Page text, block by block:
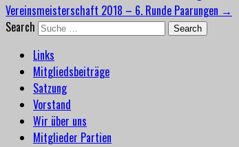
Vereinsmeisterschaft 2018 – 6. Runde Paarungen →
Search
Links
Mitgliedsbeiträge
Satzung
Vorstand
Wir über uns
Mitglieder Partien